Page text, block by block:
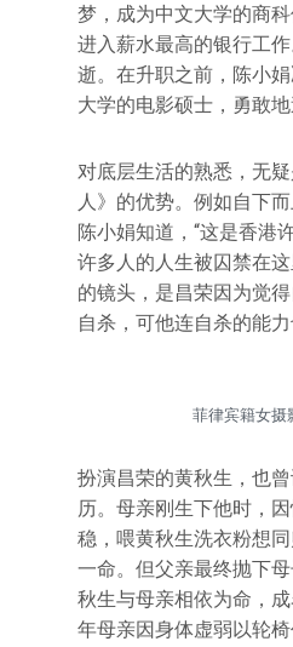
梦，成为中文大学的商
进入薪水最高的银行工
逝。在升职之前，陈小
大学的电影硕士，勇敢地
对底层生活的熟悉，无
人》的优势。例如自下
陈小娟知道，“这是香港
许多人的人生被囚禁在
的镜头，是昌荣因为觉
自杀，可他连自杀的能力
菲律宾籍女摄
扮演昌荣的黄秋生，也
历。母亲刚生下他时，
稳，喂黄秋生洗衣粉想
一命。但父亲最终抛下
秋生与母亲相依为命，
年母亲因身体虚弱以轮